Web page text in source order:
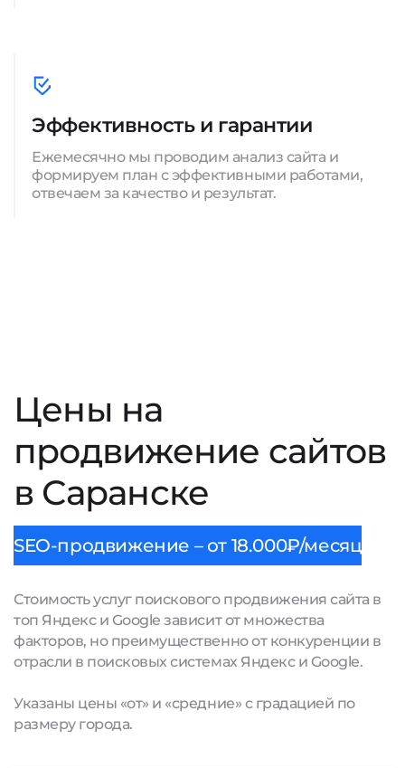
Эффективность и гарантии
Ежемесячно мы проводим анализ сайта и
формируем план с эффективными работами,
отвечаем за качество и результат.
Цены на
продвижение сайтов
в Саранске
SEO-продвижение – от 18.000₽/месяц
Стоимость услуг поискового продвижения сайта в
топ Яндекс и Google зависит от множества
факторов, но преимущественно от конкуренции в
отрасли в поисковых системах Яндекс и Google.
Указаны цены «от» и «средние» с градацией по
размеру города.